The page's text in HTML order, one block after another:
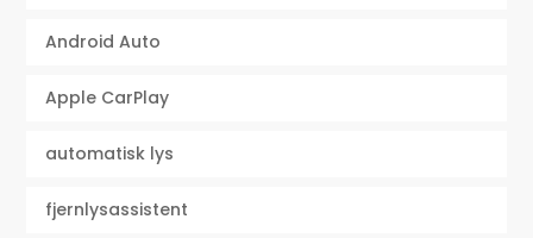
Android Auto
Apple CarPlay
automatisk lys
fjernlysassistent